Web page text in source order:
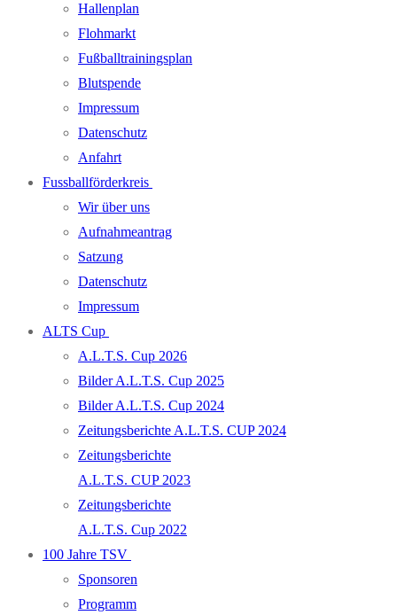
Hallenplan
Flohmarkt
Fußballtrainingsplan
Blutspende
Impressum
Datenschutz
Anfahrt
Fussballförderkreis
Wir über uns
Aufnahmeantrag
Satzung
Datenschutz
Impressum
ALTS Cup
A.L.T.S. Cup 2026
Bilder A.L.T.S. Cup 2025
Bilder A.L.T.S. Cup 2024
Zeitungsberichte A.L.T.S. CUP 2024
Zeitungsberichte
A.L.T.S. CUP 2023
Zeitungsberichte
A.L.T.S. Cup 2022
100 Jahre TSV
Sponsoren
Programm